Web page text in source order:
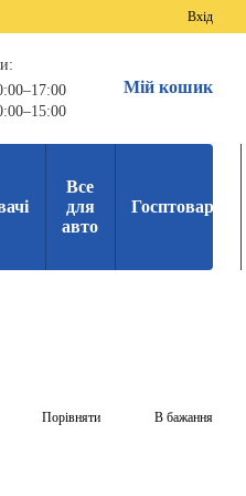
Вхід
Мій кошик
Все
для
авто
Госптовари
Порівняти В бажання